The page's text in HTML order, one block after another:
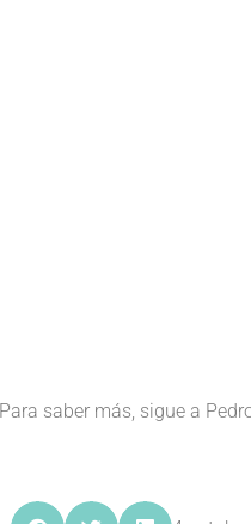
Para saber más, sigue a